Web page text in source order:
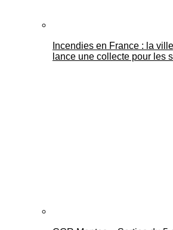
Incendies en France : la
lance une collecte pour les